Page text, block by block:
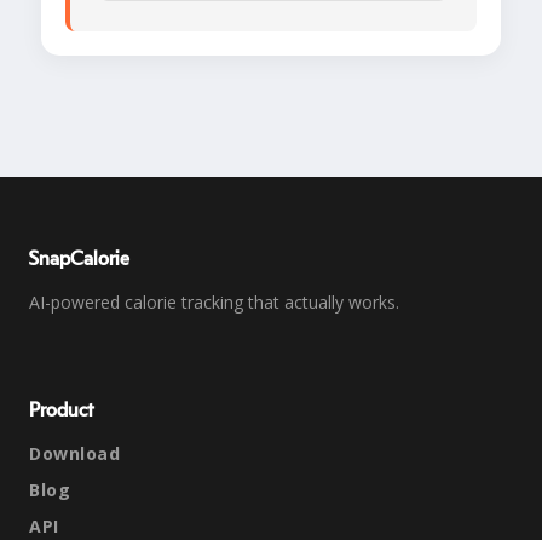
SnapCalorie
AI-powered calorie tracking that actually works.
Product
Download
Blog
API